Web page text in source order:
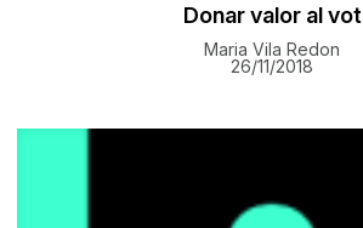
Donar valor al vot
Maria Vila Redon
26/11/2018